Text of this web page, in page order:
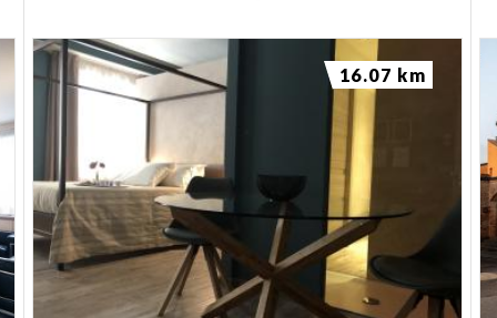
16.07 km